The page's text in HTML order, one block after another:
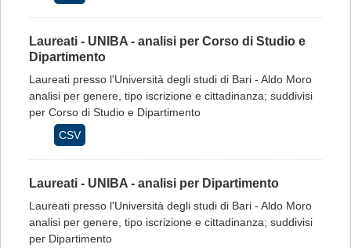
Laureati - UNIBA - analisi per Corso di Studio e
Dipartimento
Laureati presso l'Università degli studi di Bari - Aldo Moro
analisi per genere, tipo iscrizione e cittadinanza; suddivisi
per Corso di Studio e Dipartimento
CSV
Laureati - UNIBA - analisi per Dipartimento
Laureati presso l'Università degli studi di Bari - Aldo Moro
analisi per genere, tipo iscrizione e cittadinanza; suddivisi
per Dipartimento